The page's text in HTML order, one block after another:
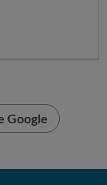
Google